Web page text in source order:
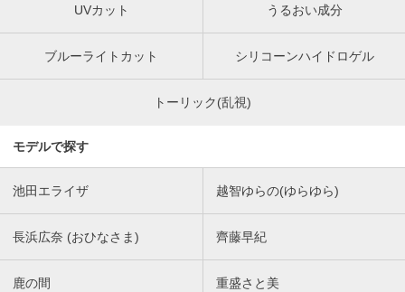
UVカット うるおい成分
ブルーライトカット シリコーンハイドロゲル
トーリック(乱視)
モデルで探す
池田エライザ 越智ゆらの(ゆらゆら)
長浜広奈 (おひなさま) 齊藤早紀
鹿の間 重盛さと美